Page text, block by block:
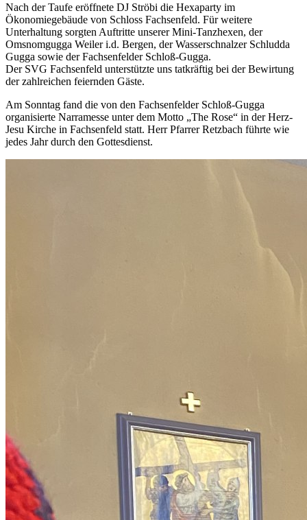
Nach der Taufe eröffnete DJ Ströbi die Hexaparty im
Ökonomiegebäude von Schloss Fachsenfeld. Für weitere
Unterhaltung sorgten Auftritte unserer Mini-Tanzhexen, der
Omsnomgugga Weiler i.d. Bergen, der Wasserschnalzer Schludda
Gugga sowie der Fachsenfelder Schloß-Gugga.
Der SVG Fachsenfeld unterstützte uns tatkräftig bei der Bewirtung
der zahlreichen feiernden Gäste.
Am Sonntag fand die von den Fachsenfelder Schloß-Gugga
organisierte Narramesse unter dem Motto „The Rose“ in der Herz-
Jesu Kirche in Fachsenfeld statt. Herr Pfarrer Retzbach führte wie
jedes Jahr durch den Gottesdienst.